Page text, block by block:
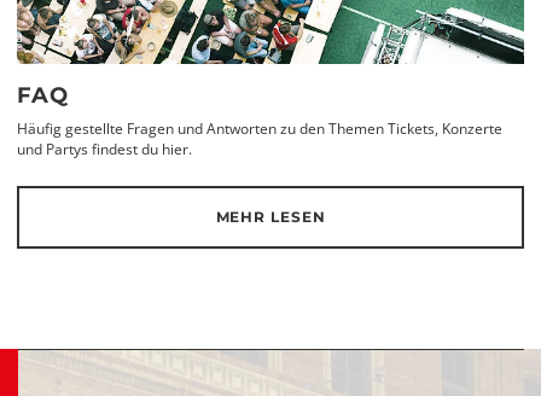
FAQ
Häufig gestellte Fragen und Antworten zu den Themen Tickets, Konzerte
und Partys findest du hier.
MEHR LESEN